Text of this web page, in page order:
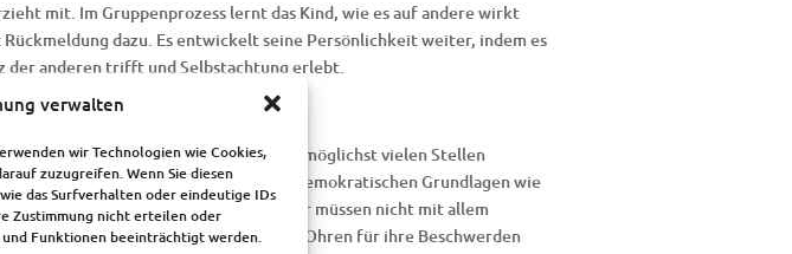
verwalten
wir Technologien wie Cookies,
zuzugreifen. Wenn Sie diesen
das Surfverhalten oder eindeutige IDs
Zustimmung nicht erteilen oder
Funktionen beeinträchtigt werden.
mit. Im Gruppenprozess lernt das Kind, wie es auf andere wirkt
dazu. Es entwickelt seine Persönlichkeit weiter, indem es
der anderen trifft und Selbstachtung erlebt.
und Beschwerde
ist ein Haus für Kinder, sie sollen an möglichst vielen Stellen
machen erste Erfahrungen mit demokratischen Grundlagen wie
und Wählen von Vertretern. Die Kinder müssen nicht mit allem
sein. Die Mitarbeitenden haben offene Ohren für ihre Beschwerden